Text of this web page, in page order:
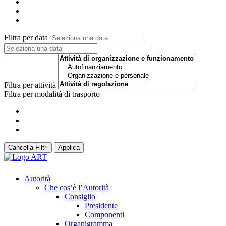
Filtra per data
Filtra per attività
Filtra per modalità di trasporto
Cancella Filtri Applica
Autorità
Che cos’è l’Autorità
Consiglio
Presidente
Componenti
Organigramma